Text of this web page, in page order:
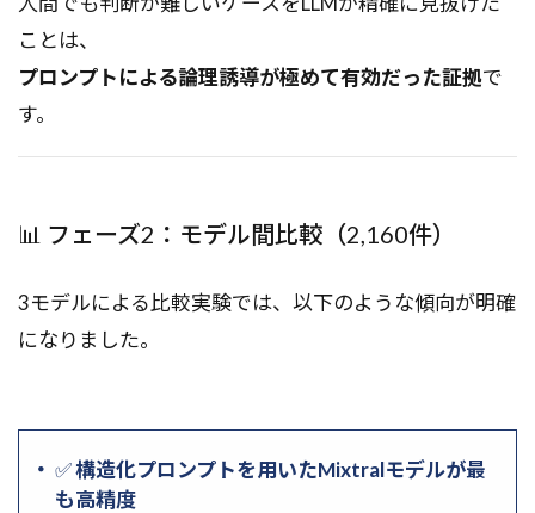
ことは、
プロンプトによる論理誘導が極めて有効だった証拠で
す。
📊 フェーズ2：モデル間比較（2,160件）
3モデルによる比較実験では、以下のような傾向が明確
になりました。
✅構造化プロンプトを用いたMixtralモデルが最
も高精度